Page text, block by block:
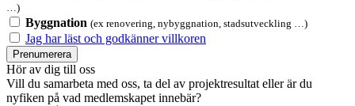
…)
Byggnation (ex renovering, nybyggnation, stadsutveckling …)
Jag har läst och godkänner villkoren
Prenumerera
Hör av dig till oss
Vill du samarbeta med oss, ta del av projektresultat eller är du
nyfiken på vad medlemskapet innebär?